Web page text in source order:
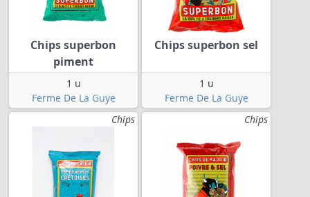
Chips superbon
piment
1 u
Ferme De La Guye
Chips superbon sel
1 u
Ferme De La Guye
Chips
Chips